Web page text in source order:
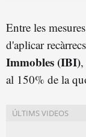
Entre les
d'aplicar
Immobles (IBI)
al 150% de la